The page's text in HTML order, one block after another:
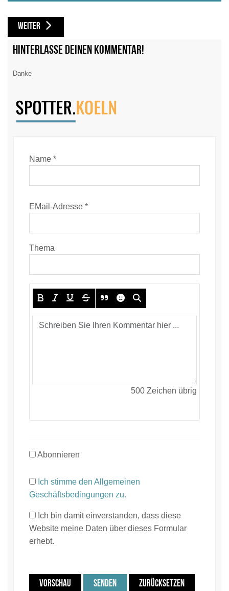
NÄCHSTER BEITRAG: CGN PLANESPOTTING, CGN KÖLN BONN AIRPORT
WEITER
Hinterlasse deinen Kommentar!
Danke
Name *
EMail-Adresse *
Thema
500 Zeichen übrig
Abonnieren
Ich stimme den Allgemeinen
Geschäftsbedingungen zu.
Ich bin damit einverstanden, dass diese
Website meine Daten über dieses Formular
erhebt.
VORSCHAU SENDEN ZURÜCKSETZEN